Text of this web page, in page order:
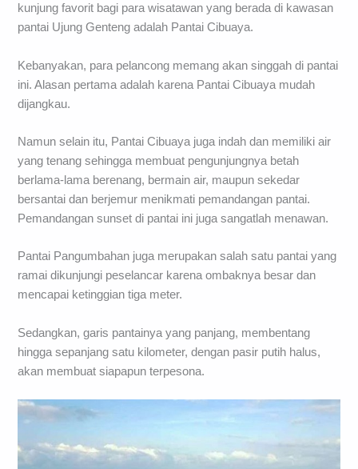
kunjung favorit bagi para wisatawan yang berada di kawasan
pantai Ujung Genteng adalah Pantai Cibuaya.
Kebanyakan, para pelancong memang akan singgah di pantai
ini. Alasan pertama adalah karena Pantai Cibuaya mudah
dijangkau.
Namun selain itu, Pantai Cibuaya juga indah dan memiliki air
yang tenang sehingga membuat pengunjungnya betah
berlama-lama berenang, bermain air, maupun sekedar
bersantai dan berjemur menikmati pemandangan pantai.
Pemandangan sunset di pantai ini juga sangatlah menawan.
Pantai Pangumbahan juga merupakan salah satu pantai yang
ramai dikunjungi peselancar karena ombaknya besar dan
mencapai ketinggian tiga meter.
Sedangkan, garis pantainya yang panjang, membentang
hingga sepanjang satu kilometer, dengan pasir putih halus,
akan membuat siapapun terpesona.